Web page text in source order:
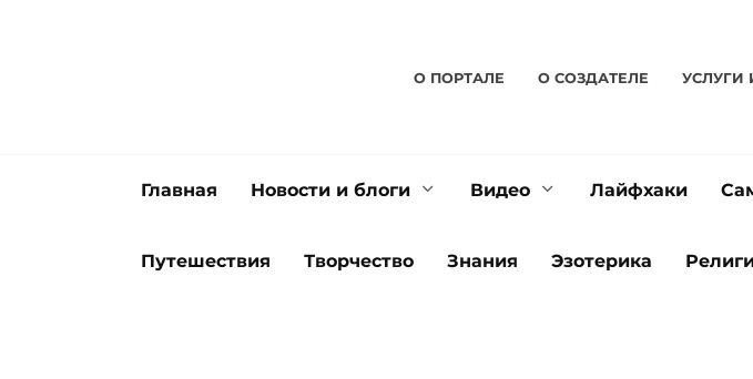
О ПОРТАЛЕ О CОЗДАТЕЛЕ УСЛУГИ
Главная Новости и блоги Видео Лайфхаки
Путешествия Творчество Знания Эзотерика